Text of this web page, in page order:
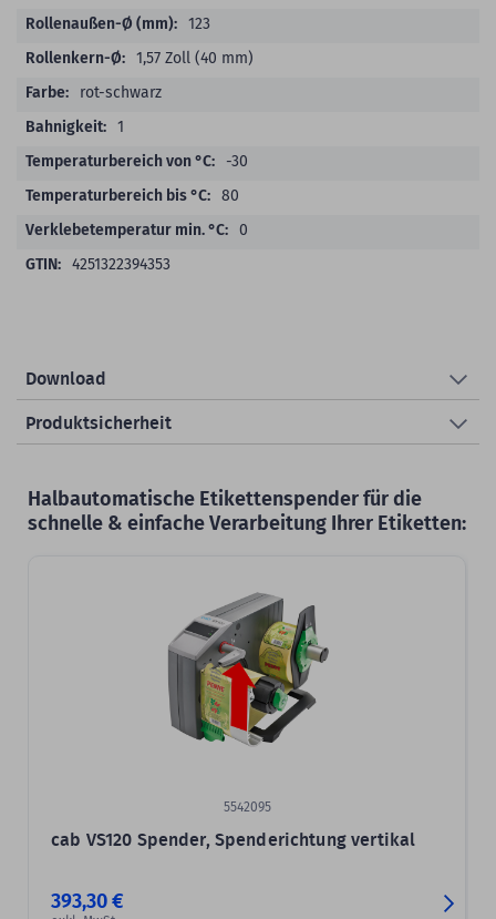
123
1,57 Zoll (40 mm)
rot-schwarz
1
-30
80
0
4251322394353
Download
Produktsicherheit
Halbautomatische Etikettenspender für die
schnelle & einfache Verarbeitung Ihrer Etiketten:
cab VS120 Spender, Spenderichtung vertikal
5542095
393,30 €